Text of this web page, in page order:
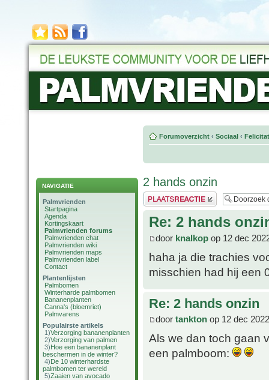
NAVIGATIE
Palmvrienden
Startpagina
Agenda
Kortingskaart
Palmvrienden forums
Palmvrienden chat
Palmvrienden wiki
Palmvrienden maps
Palmvrienden label
Contact
Plantenlijsten
Palmbomen
Winterharde palmbomen
Bananenplanten
Canna's (bloemriet)
Palmvarens
Populairste artikels
1)Verzorging bananenplanten
2)Verzorging van palmen
3)Hoe een bananenplant
beschermen in de winter?
4)De 10 winterhardste
palmbomen ter wereld
5)Zaaien van avocado
Forumoverzicht ‹ Sociaal ‹
2 hands onzin
Plaats een reactie
Re: 2 hands
door knalkop op 12 dec
haha ja die trachies
misschien had hij een
Re: 2 hands onzin
door tankton op 12 dec
Als we dan toch gaan
een palmboom: